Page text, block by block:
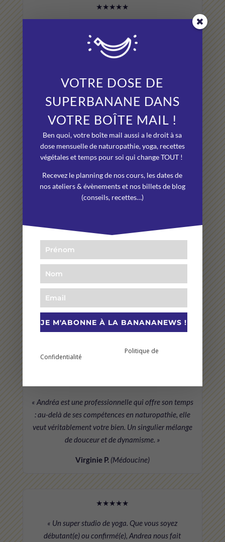
★★★★★
« Grâce à elle, je vais pouvoir me sortir de mes soucis
de surpoids inexpliqués jusqu’à présent. Elle a su
trouver la cause et je lui suis très reconnaissante. Je
Faka(Médoucine)
★★★★★
« Superbanane, a vachement bien choisi le nom, cela
file la banane. Des ateliers, des cours, tout ça dans la
bonne humeur. Et le studio il est génial, on est dans
un vrai petit cocon, on se coupe de l’agitation. Bref, je
recommande +++++++ ! »
★★★★★
au monde, je ne rate mon cours du lundi soir. Andrea
est géniale comme prof, elle est à l’écoute. Le studio
est top ! »
« Andréa est une professionnelle qui offre son temps
: au-delà de ses compétences en naturopathie, elle
veut véritablement votre bien. Un singulier mélange
de douceur et de dynamisme. »
Virginie P. (Médoucine)
★★★★★
« Un super studio de yoga. Que vous soyez
débutant(e) ou confirmé(e), Andrea nous fait
VOTRE DOSE DE
SUPERBANANE DANS
VOTRE BOÎTE MAIL !
Ben quoi, votre boîte mail aussi a le droit à sa
dose mensuelle de naturopathie, yoga, recettes
végétales et temps pour soi qui change TOUT !
Recevez le planning de nos cours, les dates de
nos ateliers & évènements et nos billets de blog
(conseils, recettes…)
JE M'ABONNE À LA BANANANEWS !
Politique de
Confidentialité